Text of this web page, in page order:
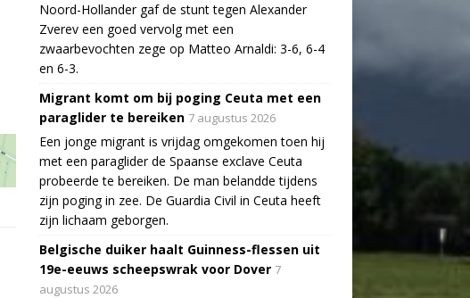
Noord-Hollander gaf de stunt tegen Alexander
Zverev een goed vervolg met een
zwaarbevochten zege op Matteo Arnaldi: 3-6, 6-4
en 6-3.
Migrant komt om bij poging Ceuta met een
paraglider te bereiken 7 augustus 2026
Een jonge migrant is vrijdag omgekomen toen hij
met een paraglider de Spaanse exclave Ceuta
probeerde te bereiken. De man belandde tijdens
zijn poging in zee. De Guardia Civil in Ceuta heeft
zijn lichaam geborgen.
Belgische duiker haalt Guinness-flessen uit
19e-eeuws scheepswrak voor Dover 7
augustus 2026